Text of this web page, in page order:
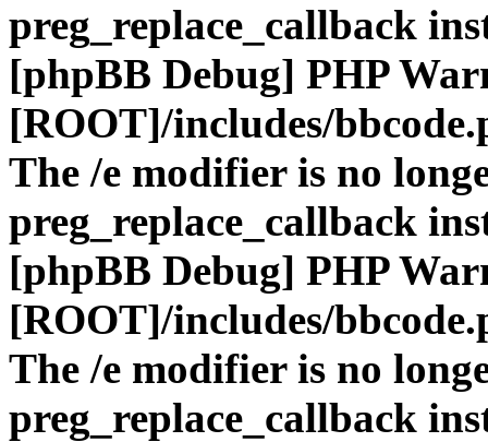
preg_replace_callback
[phpBB Debug] PHP
[ROOT]/includes/
The /e modifier is no
preg_replace_callback
[phpBB Debug] PHP
[ROOT]/includes/
The /e modifier is no
preg_replace_callback